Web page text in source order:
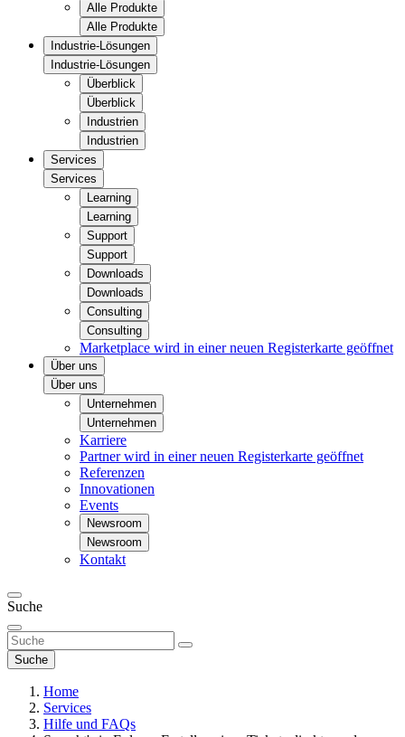
Alle Produkte
Alle Produkte
Industrie-Lösungen
Industrie-Lösungen
Überblick
Überblick
Industrien
Industrien
Services
Services
Learning
Learning
Support
Support
Downloads
Downloads
Consulting
Consulting
Marketplace wird in einer neuen Registerkarte geöffnet
Über uns
Über uns
Unternehmen
Unternehmen
Karriere
Partnerwird in einer neuen Registerkarte geöffnet
Referenzen
Innovationen
Events
Newsroom
Newsroom
Kontakt
Suche
Suche
Home
Services
Hilfe und FAQs